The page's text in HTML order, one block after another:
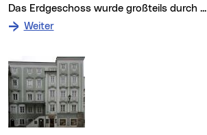
Das Erdgeschoss wurde großteils durch ...
Weiter: zum Denkmal Bäckerhaus